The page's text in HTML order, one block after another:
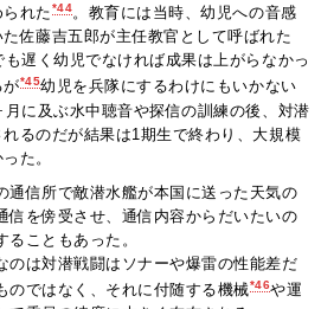
れた*44。教育には当時、幼児への音感
佐藤吉五郎が主任教官として呼ばれた
遅く幼児でなければ成果は上がらなかっ
が*45幼児を兵隊にするわけにもいかない
に及ぶ水中聴音や探信の訓練の後、対潜
るのだが結果は1期生で終わり、大規模
た。
通信所で敵潜水艦が本国に送った天気の
信を傍受させ、通信内容からだいたいの
ることもあった。
のは対潜戦闘はソナーや爆雷の性能差だ
のではなく、それに付随する機械*46や運